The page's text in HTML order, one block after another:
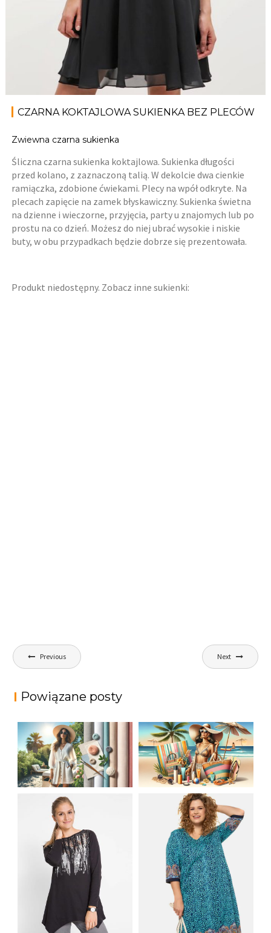
CZARNA KOKTAJLOWA SUKIENKA BEZ PLECÓW
Zwiewna czarna sukienka
Śliczna czarna sukienka koktajlowa. Sukienka długości
przed kolano, z zaznaczoną talią. W dekolcie dwa cienkie
ramiączka, zdobione ćwiekami. Plecy na wpół odkryte. Na
plecach zapięcie na zamek błyskawiczny. Sukienka świetna
na dzienne i wieczorne, przyjęcia, party u znajomych lub po
prostu na co dzień. Możesz do niej ubrać wysokie i niskie
buty, w obu przypadkach będzie dobrze się prezentowała.
Produkt niedostępny. Zobacz inne sukienki:
Nawigacja
wpisu
Previous Next
Powiązane posty
LETNIA MODA
PLAŻOWA: STROJE
KĄPIELOWE I
AKCESORIA, KTÓRE
MUSISZ MIEĆ
JAK STYLOWO
PRZETRWAĆ UPALNE
DNI: NAJLEPSZE
MATERIAŁY I KROJE
NA LATO